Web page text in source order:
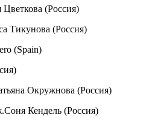
(Россия)
Тикунова (Россия)
(Spain)
Окружнова (Россия)
Кендель (Россия)